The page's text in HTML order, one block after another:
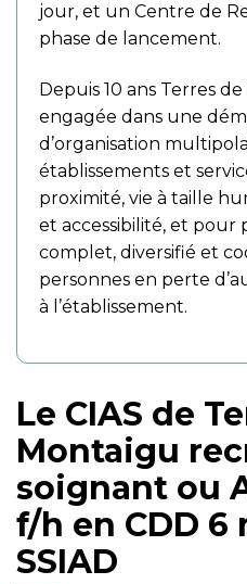
jour, et un Centre de
phase de lancement.
Depuis 10 ans Terres
engagée dans une
d’organisation
établissements et
proximité, vie à taille
et accessibilité, et pour
complet, diversifié et
personnes en perte
à l’établissement.
Le CIAS de
Montaigu
soignant ou
f/h en CDD 6
SSIAD